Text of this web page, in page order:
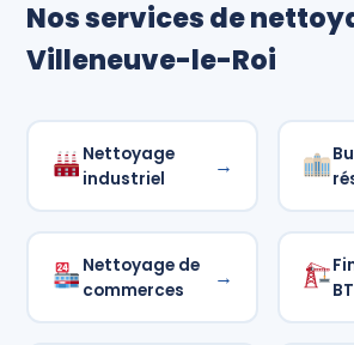
Nos services de
Villeneuve-le-Roi
Nettoyage
industriel
→
Nettoyage de
commerces
→